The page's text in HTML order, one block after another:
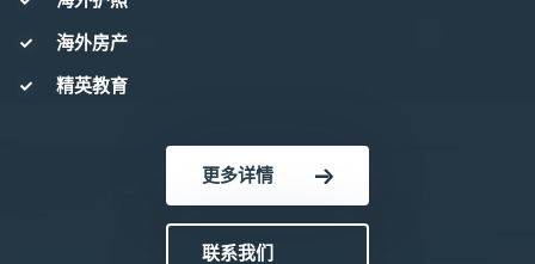
海外房产
精英教育
更多详情
联系我们